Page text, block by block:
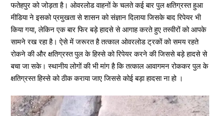
फतेहपुर को जोड़ता है। ओवरलोड वाहनों के चलते कई बार पुल क्षतिग्रस्त हुआ
मीडिया ने इसको प्रमुखता से शासन को संज्ञान दिलाया जिसके बाद रिपेयर भी
किया गया, लेकिन एक बार फिर बड़े हादसे से आगाह करते हुए तस्वीरों को आपके
सामने रख रहा है। ऐसे में जरूरत है तत्काल ओवरलोड ट्रकों को समय रहते
रोकने की और क्षतिग्रस्त पुल के हिस्से को रिपेयर करने की जिससे बड़े हादसे से
बचा जा सके। स्थानीय लोगों की भी मांग है कि तत्काल आवागमन रोककर पुल के
क्षतिग्रस्त हिस्से को ठीक कराया जाए जिससे कोई बड़ा हादसा ना हो ।